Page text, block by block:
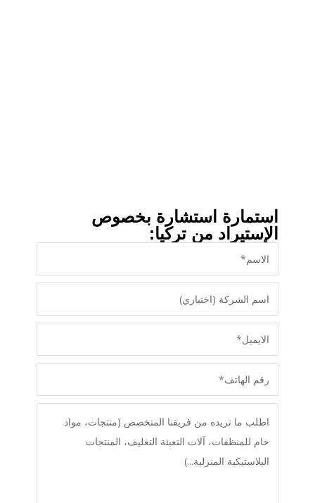
استمارة استشارة بخصوص
الإستيراد من تركيا: